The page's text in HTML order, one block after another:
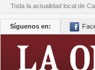
Toda la actualidad local de
Síguenos en: